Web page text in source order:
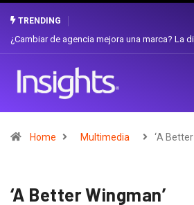
TRENDING
Gabriela Herrera y el arte de cambiarse el
Home Multimedia ‘A
‘A Better Wingman’